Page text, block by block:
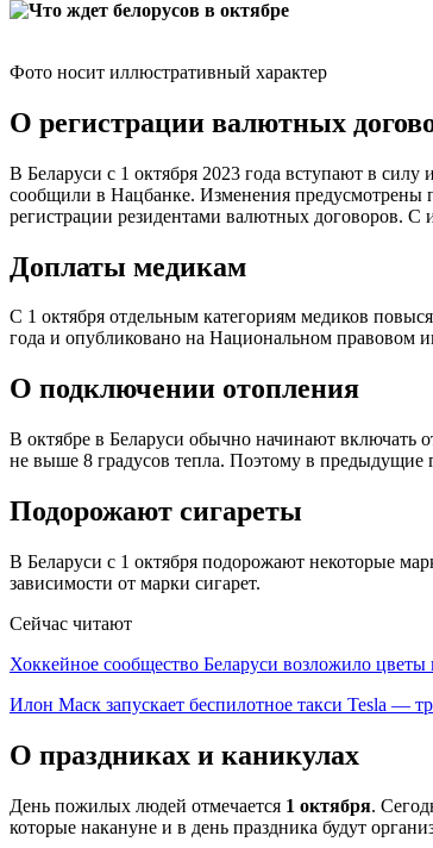
Фото носит иллюстративный характер
О регистрации валютных
В Беларуси с 1 октября 2023 года вступают в силу
сообщили в Нацбанке. Изменения предусмотрены
регистрации резидентами валютных договоров.
Доплаты медикам
С 1 октября отдельным категориям медиков
года и опубликовано на Национальном правовом
О подключении отопления
В октябре в Беларуси обычно начинают включать
не выше 8 градусов тепла. Поэтому в предыдущие
Подорожают сигареты
В Беларуси с 1 октября подорожают некоторые
зависимости от марки сигарет.
Сейчас читают
Хоккейное сообщество Беларуси возложило
Илон Маск запускает беспилотное такси Tesla —
О праздниках и каникулах
День пожилых людей отмечается 1 октября.
которые накануне и в день праздника будут